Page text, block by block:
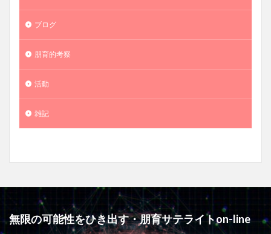
ブログ
朋育的考察
活動
雑記
無限の可能性をひき出す・朋育サテライトon-line